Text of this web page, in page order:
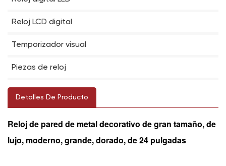
Reloj LCD digital
Temporizador visual
Piezas de reloj
Detalles De Producto
Reloj de pared de metal decorativo de gran tamaño, de
lujo, moderno, grande, dorado, de 24 pulgadas